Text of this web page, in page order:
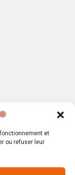
et
ou refuser leur